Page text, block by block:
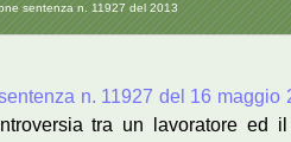
sentenza n. 11927 del 2013
n. 11927 del 16 maggio
tra un lavoratore ed